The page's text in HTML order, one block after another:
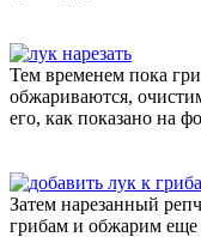
Тем временем пока
обжариваются,
его, как показано на
Затем нарезанный
грибам и обжарим еще